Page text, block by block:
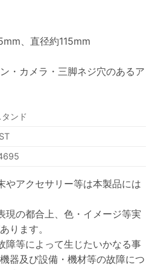
、直径約115mm
・カメラ・三脚ネジ穴のあるア
ンド
やアクセサリー等は本製品には
現の都合上、色・イメージ等実
ります。
障等によって生じたいかなる事
器及び設備・機材等の故障につ